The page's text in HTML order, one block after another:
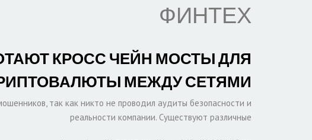
ФИНТЕХ
КРОСС ЧЕЙН МОСТЫ ДЛЯ
МЕЖДУ СЕТЯМИ
так как никто не проводил аудиты безопасности и
реальности компании. Существуют различные